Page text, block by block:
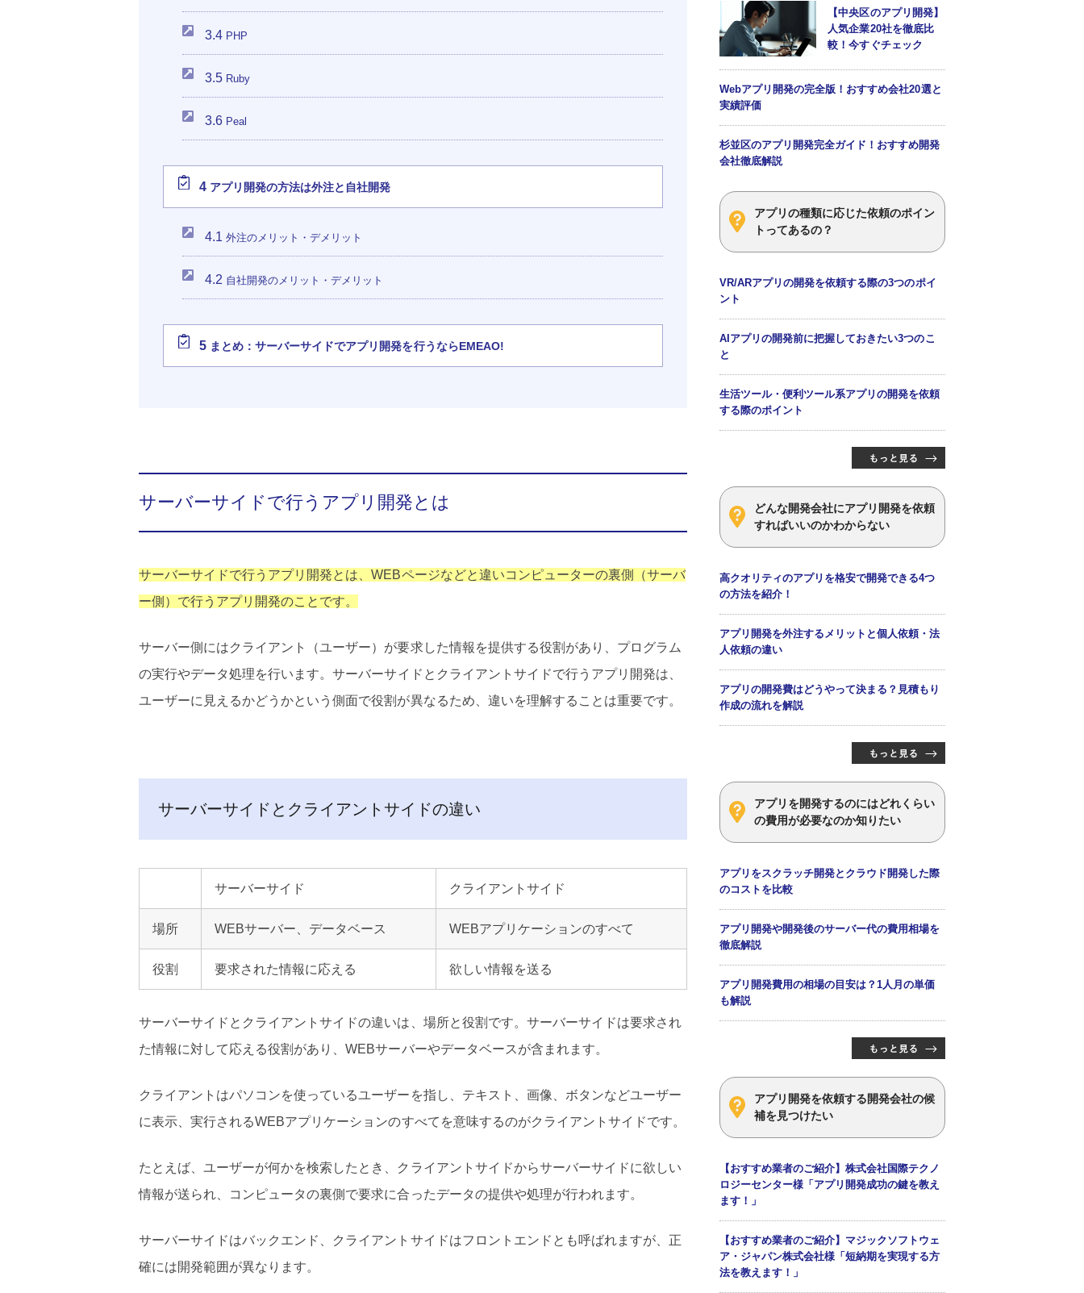
3.4 PHP
3.5 Ruby
3.6 Peal
4 アプリ開発の方法は外注と自社開発
4.1 外注のメリット・デメリット
4.2 自社開発のメリット・デメリット
5 まとめ：サーバーサイドでアプリ開発を行うならEMEAO!
サーバーサイドで行うアプリ開発とは
サーバーサイドで行うアプリ開発とは、WEBページなどと違いコンピューターの裏側（サーバ
ー側）で行うアプリ開発のことです。
サーバー側にはクライアント（ユーザー）が要求した情報を提供する役割があり、プログラム
の実行やデータ処理を行います。サーバーサイドとクライアントサイドで行うアプリ開発は、
ユーザーに見えるかどうかという側面で役割が異なるため、違いを理解することは重要です。
サーバーサイドとクライアントサイドの違い
サーバーサイド クライアントサイド
場所 WEBサーバー、データベース WEBアプリケーションのすべて
役割 要求された情報に応える 欲しい情報を送る
サーバーサイドとクライアントサイドの違いは、場所と役割です。 サーバーサイドは要求され
た情報に対して応える役割があり、WEBサーバーやデータベースが含まれます。
クライアントはパソコンを使っているユーザーを指し、テキスト、画像、ボタンなどユーザー
に表示、実行されるWEBアプリケーションのすべてを意味するのがクライアントサイドです。
たとえば、ユーザーが何かを検索したとき、クライアントサイドからサーバーサイドに欲しい
情報が送られ、コンピュータの裏側で要求に合ったデータの提供や処理が行われます。
サーバーサイドはバックエンド、クライアントサイドはフロントエンドとも呼ばれますが、正
確には開発範囲が異なります。
【中央区のアプリ開発】
人気企業20社を徹底比
較！今すぐチェック
Webアプリ開発の完全版！おすすめ会社20選と
実績評価
杉並区のアプリ開発完全ガイド！おすすめ開発
会社徹底解説
アプリの種類に応じた依頼のポイン
トってあるの？
VR/ARアプリの開発を依頼する際の3つのポイ
ント
AIアプリの開発前に把握しておきたい3つのこ
と
生活ツール・便利ツール系アプリの開発を依頼
する際のポイント
どんな開発会社にアプリ開発を依頼
すればいいのかわからない
高クオリティのアプリを格安で開発できる4つ
の方法を紹介！
アプリ開発を外注するメリットと個人依頼・法
人依頼の違い
アプリの開発費はどうやって決まる？見積もり
作成の流れを解説
アプリを開発するのにはどれくらい
の費用が必要なのか知りたい
アプリをスクラッチ開発とクラウド開発した際
のコストを比較
アプリ開発や開発後のサーバー代の費用相場を
徹底解説
アプリ開発費用の相場の目安は？1人月の単価
も解説
アプリ開発を依頼する開発会社の候
補を見つけたい
【おすすめ業者のご紹介】株式会社国際テクノ
ロジーセンター様「アプリ開発成功の鍵を教え
ます！」
【おすすめ業者のご紹介】マジックソフトウェ
ア・ジャパン株式会社様「短納期を実現する方
法を教えます！」